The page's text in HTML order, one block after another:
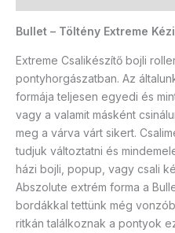
Bullet – Töltény Extreme
Extreme Csalikészítő bojli
pontyhorgászatban. Az
formája teljesen egyedi és
vagy a valamit másként
meg a várva várt sikert.
tudjuk változtatni és
házi bojli, popup, vagy csali
Abszolute extrém forma a
bordákkal tettünk még
ritkán találkoznak a pontyok